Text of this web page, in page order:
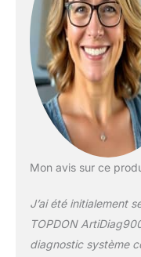
Mon avis sur ce
J’ai été initialement
TOPDON
diagnostic système